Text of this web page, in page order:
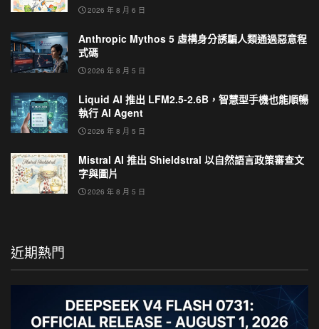
2026 年 8 月 6 日
Anthropic Mythos 5 虛構身分誘騙人類通過惡意程
式碼
2026 年 8 月 5 日
Liquid AI 推出 LFM2.5-2.6B，智慧型手機也能順暢
執行 AI Agent
2026 年 8 月 5 日
Mistral AI 推出 Shieldstral 以自然語言政策審查文
字與圖片
2026 年 8 月 5 日
近期熱門